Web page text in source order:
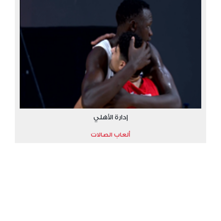
إدارة الأهلي
ألعاب الصالات